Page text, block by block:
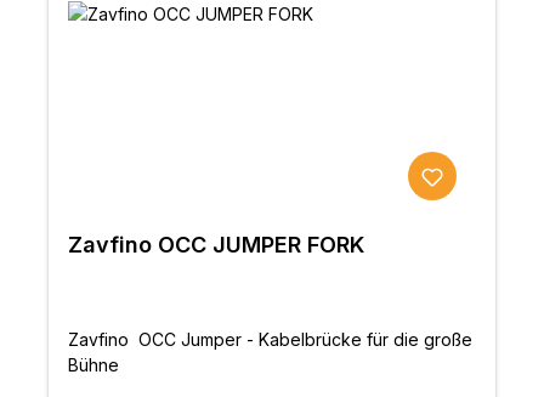
Zavfino OCC JUMPER FORK
Zavfino OCC Jumper - Kabelbrücke für die große
Bühne